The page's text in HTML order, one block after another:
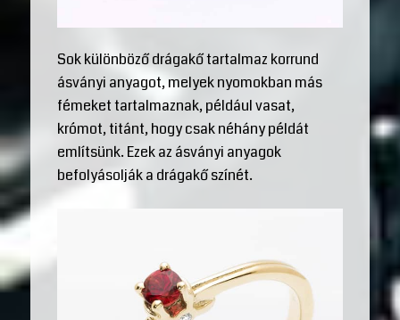
Sok különböző drágakő tartalmaz korrund
ásványi anyagot, melyek nyomokban más
fémeket tartalmaznak, például vasat,
krómot, titánt, hogy csak néhány példát
említsünk. Ezek az ásványi anyagok
befolyásolják a drágakő színét.